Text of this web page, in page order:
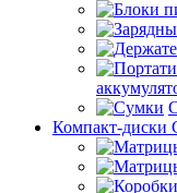
Компакт-диски